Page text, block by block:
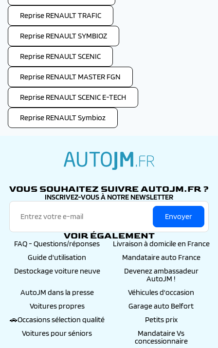
Reprise RENAULT TRAFIC
Reprise RENAULT SYMBIOZ
Reprise RENAULT SCENIC
Reprise RENAULT MASTER FGN
Reprise RENAULT SCENIC E-TECH
Reprise RENAULT Symbioz
VOUS SOUHAITEZ SUIVRE AUTOJM.FR ?
INSCRIVEZ-VOUS À NOTRE NEWSLETTER
Envoyer
VOIR ÉGALEMENT
FAQ - Questions/réponses
Livraison à domicile en France
Guide d'utilisation
Mandataire auto France
Destockage voiture neuve
Devenez ambassadeur
AutoJM !
AutoJM dans la presse
Véhicules d'occasion
Voitures propres
Garage auto Belfort
🚗Occasions sélection qualité
Petits prix
Voitures pour séniors
Mandataire Vs
concessionnaire